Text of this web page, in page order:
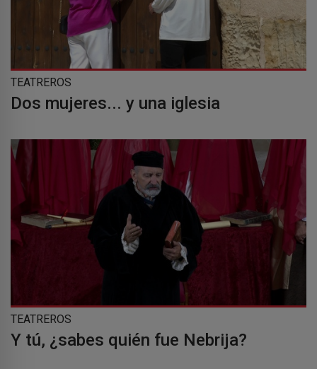
TEATREROS
Dos mujeres... y una iglesia
TEATREROS
Y tú, ¿sabes quién fue Nebrija?